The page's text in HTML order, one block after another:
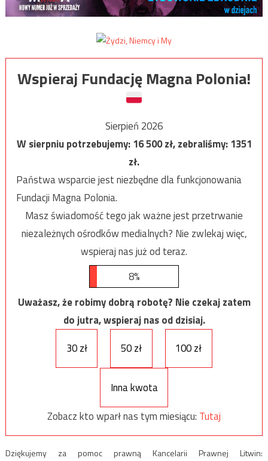
Wspieraj Fundację Magna Polonia!
Sierpień 2026
W sierpniu potrzebujemy:16 500zł, zebraliśmy:1351
zł.
Państwa wsparcie jest niezbędne dla funkcjonowania
Fundacji Magna Polonia.
Masz świadomość tego jak ważne jest przetrwanie
niezależnych ośrodków medialnych? Nie zwlekaj więc,
wspieraj nas już od teraz.
8%
Uważasz, że robimy dobrą robotę? Nie czekaj zatem
do jutra, wspieraj nas od dzisiaj.
30 zł
50 zł 100 zł
Inna kwota
Zobacz kto wparł nas tym miesiącu: Tutaj
Dziękujemy za pomoc prawną Kancelarii Prawnej Litwin: